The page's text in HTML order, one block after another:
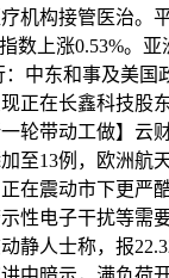
机构接管医治。
数上涨0.53%。
中东和事及美
正在长鑫科技股
轮带动工做】云
至13例，欧洲航
在震动市下更严
性电子干扰等
静人士称，报